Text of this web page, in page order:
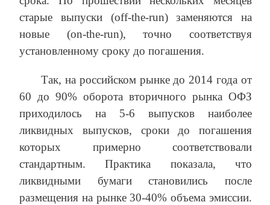
старые выпуски (off-the-run) заменяются на
новые (on-the-run), точно соответствуя
установленному сроку до погашения.
Так, на российском рынке до 2014 года от
60 до 90% оборота вторичного рынка ОФЗ
приходилось на 5-6 выпусков наиболее
ликвидных выпусков, сроки до погашения
которых примерно соответствовали
стандартным. Практика показала, что
ликвидными бумаги становились после
размещения на рынке 30-40% объема эмиссии.